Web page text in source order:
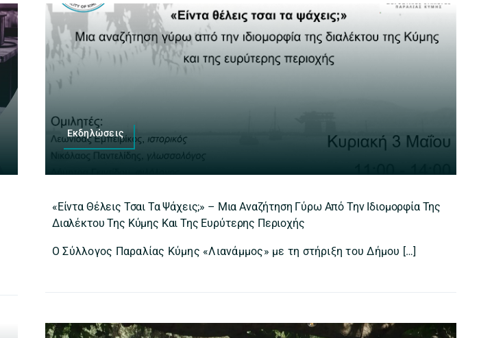
Εκδηλώσεις
«Είντα Θέλεις Τσαι Τα Ψάχεις;» – Μια Αναζήτηση Γύρω Από Την Ιδιομορφία Της
Διαλέκτου Της Κύμης Και Της Ευρύτερης Περιοχής
Ο Σύλλογος Παραλίας Κύμης «Λιανάμμος» με τη στήριξη του Δήμου […]